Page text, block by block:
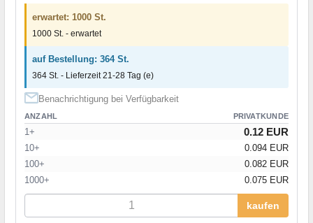
erwartet: 1000 St.
1000 St. - erwartet
auf Bestellung: 364 St.
364 St. - Lieferzeit 21-28 Tag (e)
Benachrichtigung bei Verfügbarkeit
ANZAHL PRIVATKUNDE
1+ 0.12 EUR
10+
0.094 EUR
100+
0.082 EUR
1000+
0.075 EUR
kaufen